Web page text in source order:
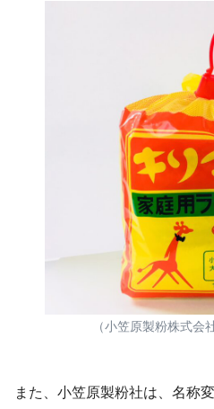
（小笠原製粉株式会
また、小笠原製粉社は、名称